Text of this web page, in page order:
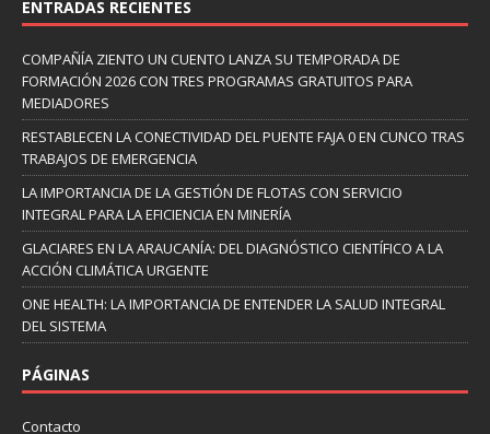
ENTRADAS RECIENTES
COMPAÑÍA ZIENTO UN CUENTO LANZA SU TEMPORADA DE
FORMACIÓN 2026 CON TRES PROGRAMAS GRATUITOS PARA
MEDIADORES
RESTABLECEN LA CONECTIVIDAD DEL PUENTE FAJA 0 EN CUNCO TRAS
TRABAJOS DE EMERGENCIA
LA IMPORTANCIA DE LA GESTIÓN DE FLOTAS CON SERVICIO
INTEGRAL PARA LA EFICIENCIA EN MINERÍA
GLACIARES EN LA ARAUCANÍA: DEL DIAGNÓSTICO CIENTÍFICO A LA
ACCIÓN CLIMÁTICA URGENTE
ONE HEALTH: LA IMPORTANCIA DE ENTENDER LA SALUD INTEGRAL
DEL SISTEMA
PÁGINAS
Contacto